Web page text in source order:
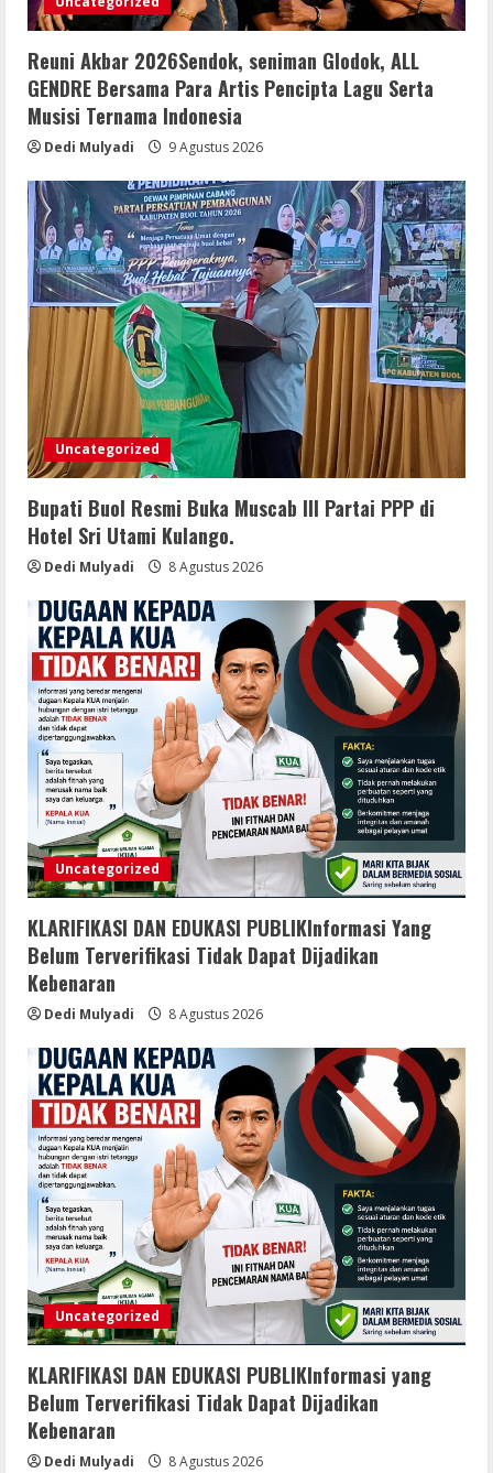
Reuni Akbar 2026Sendok, seniman Glodok, ALL
GENDRE Bersama Para Artis Pencipta Lagu Serta
Musisi Ternama Indonesia
Dedi Mulyadi 9 Agustus 2026
Uncategorized
Bupati Buol Resmi Buka Muscab III Partai PPP di
Hotel Sri Utami Kulango.
Dedi Mulyadi 8 Agustus 2026
Uncategorized
KLARIFIKASI DAN EDUKASI PUBLIKInformasi Yang
Belum Terverifikasi Tidak Dapat Dijadikan
Kebenaran
Dedi Mulyadi 8 Agustus 2026
Uncategorized
KLARIFIKASI DAN EDUKASI PUBLIKInformasi yang
Belum Terverifikasi Tidak Dapat Dijadikan
Kebenaran
Dedi Mulyadi 8 Agustus 2026